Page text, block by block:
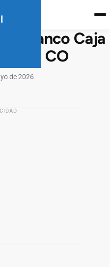
Banco Caja
CO
de 2026